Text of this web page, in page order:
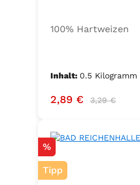
100% Hartweizen
Inhalt: 0.5 Kilogramm
Verkaufspreis:
2,89 € Regulärer Preis:
3,29 €
Rabatt
%
Tipp